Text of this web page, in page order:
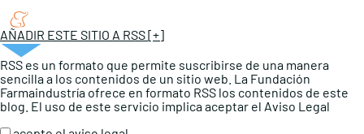
AÑADIR ESTE SITIO A RSS[+]
RSS es un formato que permite suscribirse de una manera
sencilla a los contenidos de un sitio web. La Fundación
Farmaindustría ofrece en formato RSS los contenidos de este
blog. El uso de este servicio implica aceptar el Aviso Legal